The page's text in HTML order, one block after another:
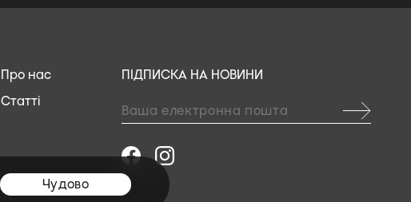
Про нас
Статті
ПІДПИСКА НА НОВИНИ
Чудово